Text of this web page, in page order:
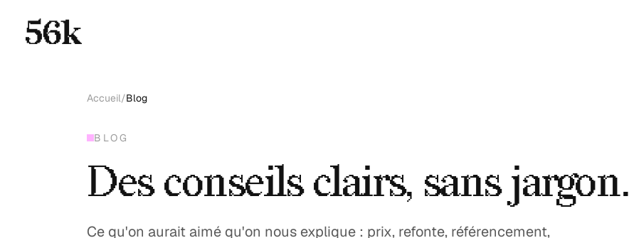
Accueil/Blog
BLOG
Des conseils clairs, sans jargon.
Ce qu'on aurait aimé qu'on nous explique : prix, refonte, référencement,